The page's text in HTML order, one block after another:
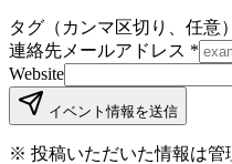
タグ（カンマ区切り、任意）
連絡先メールアドレス *
Website
イベント情報を送信
※ 投稿いただいた情報は管